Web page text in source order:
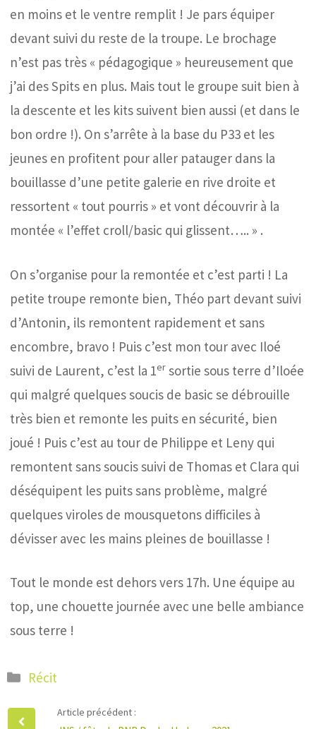
en moins et le ventre remplit ! Je pars équiper
devant suivi du reste de la troupe. Le brochage
n’est pas très « pédagogique » heureusement que
j’ai des Spits en plus. Mais tout le groupe suit bien à
la descente et les kits suivent bien aussi (et dans le
bon ordre !). On s’arrête à la base du P33 et les
jeunes en profitent pour aller patauger dans la
bouillasse d’une petite galerie en rive droite et
ressortent « tout pourris » et vont découvrir à la
montée « l’effet croll/basic qui glissent….. » .
On s’organise pour la remontée et c’est parti ! La
petite troupe remonte bien, Théo part devant suivi
d’Antonin, ils remontent rapidement et sans
encombre, bravo ! Puis c’est mon tour avec Iloé
suivi de Laurent, c’est la 1er sortie sous terre d’Iloée
qui malgré quelques soucis de basic se débrouille
très bien et remonte les puits en sécurité, bien
joué ! Puis c’est au tour de Philippe et Leny qui
remontent sans soucis suivi de Thomas et Clara qui
déséquipent les puits sans problème, malgré
quelques viroles de mousquetons difficiles à
dévisser avec les mains pleines de bouillasse !
Tout le monde est dehors vers 17h. Une équipe au
top, une chouette journée avec une belle ambiance
sous terre !
Catégories
Récit
Article précédent :